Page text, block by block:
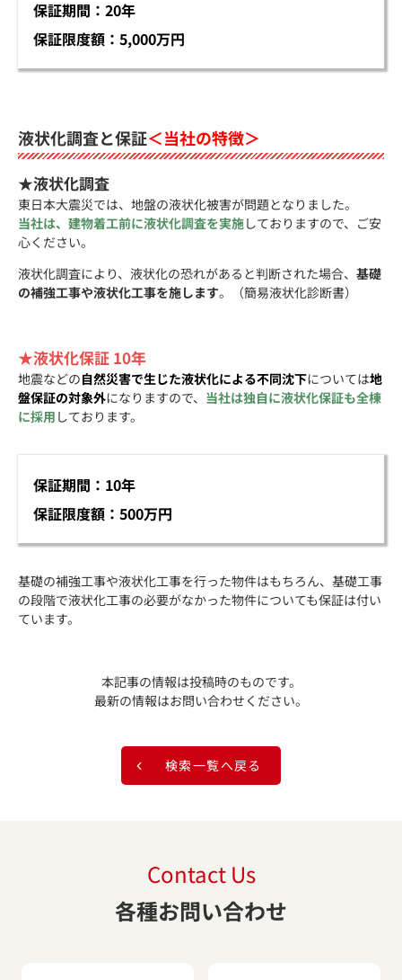
保証期間：20年
保証限度額：5,000万円
液状化調査と保証＜当社の特徴＞
★液状化調査
東日本大震災では、地盤の液状化被害が問題となりました。
当社は、建物着工前に液状化調査を実施しておりますので、ご安
心ください。
液状化調査により、液状化の恐れがあると判断された場合、 基礎
の補強工事や液状化工事を施します。（簡易液状化診断書）
★液状化保証 10年
地震などの自然災害で生じた液状化による不同沈下については地
盤保証の対象外になりますので、 当社は独自に液状化保証も全棟
に採用 しております。
保証期間：10年
保証限度額：500万円
基礎の補強工事や液状化工事を行った物件はもちろん、基礎工事
の段階で液状化工事の必要がなかった物件についても保証は付い
ています。
本記事の情報は投稿時のものです。
最新の情報はお問い合わせください。
検索一覧へ戻る
Contact Us
各種お問い合わせ